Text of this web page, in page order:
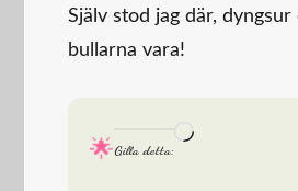
Själv stod jag där,
bullarna vara!
Gilla detta:
Laddar